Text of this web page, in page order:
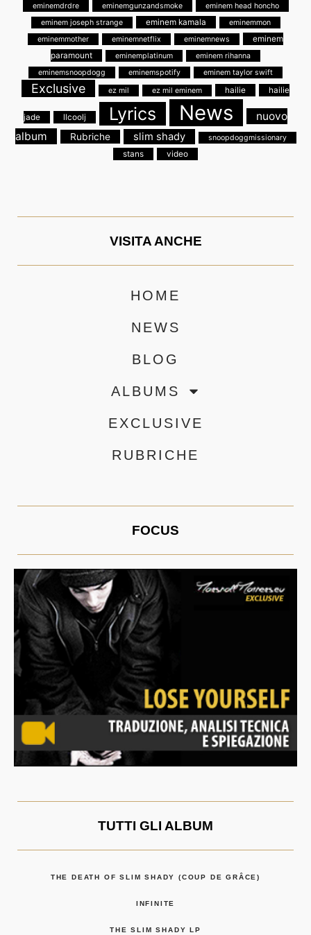
eminemdrdre eminemgunzandsmoke
eminem head honcho
eminem joseph strange
eminem kamala
eminemmon
eminemmother
eminemnetflix eminemnews
eminem
paramount
eminemplatinum
eminem rihanna
eminemsnoopdogg
eminemspotify eminem taylor swift
Exclusive ez mil ez mil eminem hailie hailie
jade llcoolj Lyrics News
nuovo
album
Rubriche slim shady snoopdoggmissionary
stans video
VISITA ANCHE
HOME
NEWS
BLOG
ALBUMS
EXCLUSIVE
RUBRICHE
FOCUS
TUTTI GLI ALBUM
THE DEATH OF SLIM SHADY (COUP DE GRÂCE)
INFINITE
THE SLIM SHADY LP